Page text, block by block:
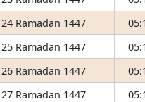
24 Ramadan 1447
25 Ramadan 1447
26 Ramadan 1447
27 Ramadan 1447